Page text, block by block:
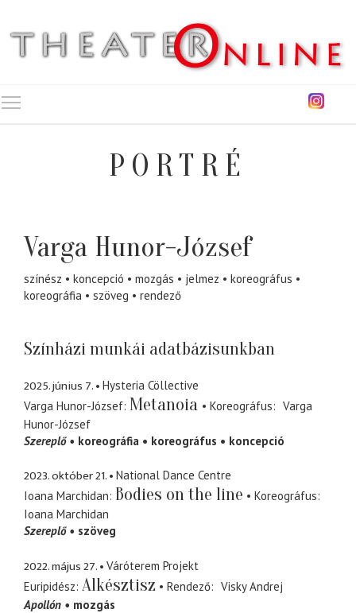
PORTRÉ
Varga Hunor-József
színész koncepció mozgás jelmez
koreográfus
koreográfia
szöveg rendező
Színházi munkái adatbázisunkban
2025. június 7.
Hysteria Cöllective
Varga Hunor-József Metanoia Koreográfus
Varga
Hunor-József
Szereplő
koreográfia koreográfus koncepció
2023. október 21.
National Dance Centre
Ioana Marchidan Bodies on the line
Koreográfus
Ioana Marchidan
Szereplő
szöveg
2022. május 27.
Váróterem Projekt
Euripidész Alkésztisz Rendező
Visky Andrej
Apollón
mozgás